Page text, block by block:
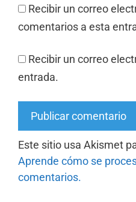
Recibir un correo
comentarios a esta
Recibir un correo
entrada.
Este sitio usa Akismet
Aprende cómo se
comentarios.